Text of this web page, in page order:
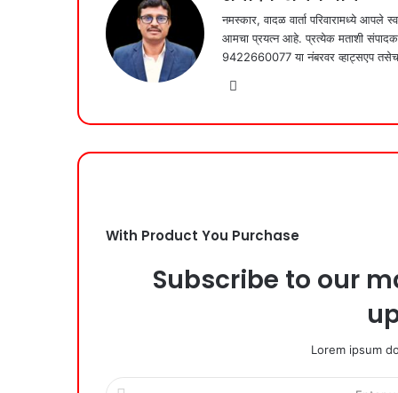
नमस्कार, वादळ वार्ता परिवारामध्ये आपले
आमचा प्रयत्न आहे. प्रत्येक मताशी संपादक
9422660077 या नंबरवर व्हाट्सएप
Website
With Product You Purchase
Subscribe to our
Lorem ipsum
Enter